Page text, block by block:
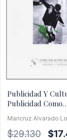
Publicidad Y
Publicidad Como
Maricruz Alvarado
$29.130
El
$